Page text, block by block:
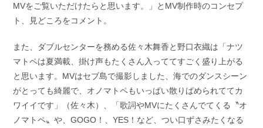
MVをご覧いただけたらと思います。」とMV制作時のコンセプ
ト、見どころをコメント。
また、ダブルセンターを務める佐々木舞香と野口衣織は「ナツ
マトペは夏満載、掛け声もたくさん入っててすごく盛り上がる
と思います。MVはセブ島で撮影しました、海でのダンスシーン
がとっても綺麗で、オノマトペもいっぱい散りばめられててカ
ワイイです」（佐々木）、「歌詞やMVにたくさんでてくる〝オ
ノマトペ〟や、GOGO！、YES！など、つい口ずさみたくなる